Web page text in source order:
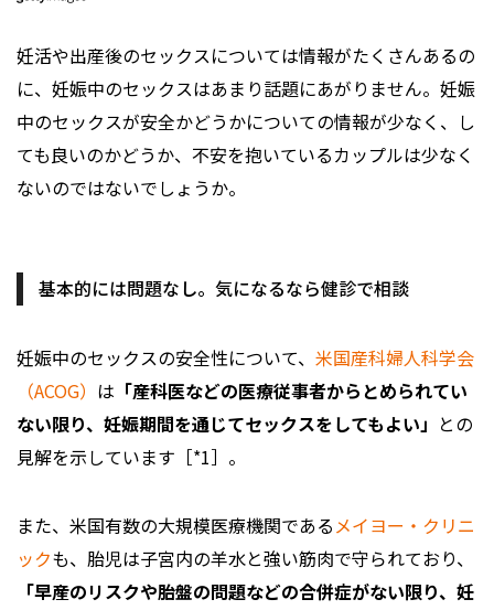
妊活や出産後のセックスについては情報がたくさんあるの
に、妊娠中のセックスはあまり話題にあがりません。妊娠
中のセックスが安全かどうかについての情報が少なく、し
ても良いのかどうか、不安を抱いているカップルは少なく
ないのではないでしょうか。
基本的には問題なし。気になるなら健診で相談
妊娠中のセックスの安全性について、 米国産科婦人科学会
（ACOG） は 「産科医などの医療従事者からとめられてい
ない限り、妊娠期間を通じてセックスをしてもよい」 との
見解を示しています［*1］。
また、米国有数の大規模医療機関であるメイヨー・クリニ
ックも、胎児は子宮内の羊水と強い筋肉で守られており、
「早産のリスクや胎盤の問題などの合併症がない限り、妊